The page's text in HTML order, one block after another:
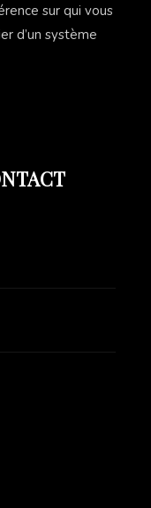
sur qui vous
d’un système